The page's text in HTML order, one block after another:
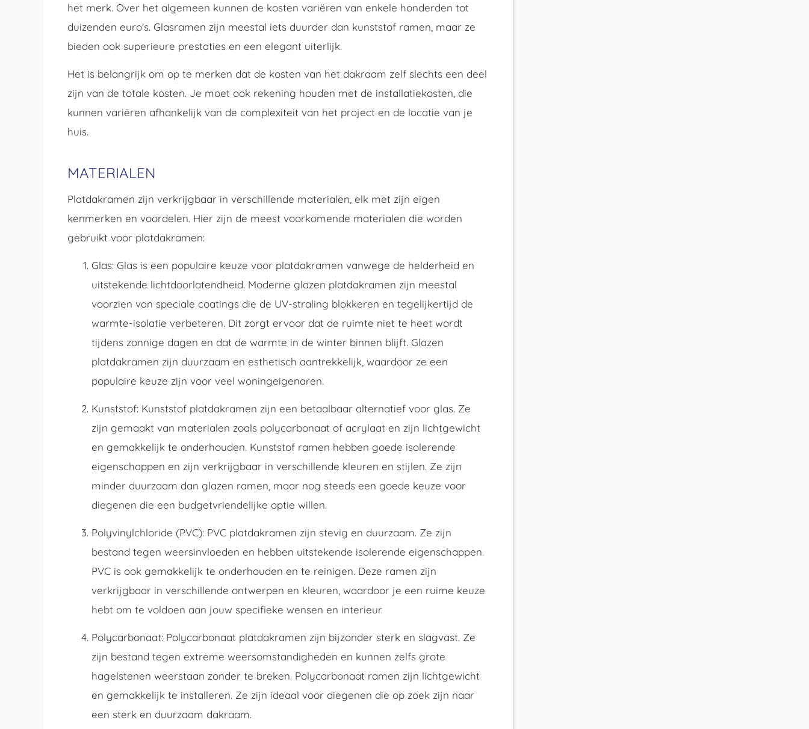
het merk. Over het algemeen kunnen de kosten variëren van enkele honderden tot
duizenden euro's. Glasramen zijn meestal iets duurder dan kunststof ramen, maar ze
bieden ook superieure prestaties en een elegant uiterlijk.
Het is belangrijk om op te merken dat de kosten van het dakraam zelf slechts een deel
zijn van de totale kosten. Je moet ook rekening houden met de installatiekosten, die
kunnen variëren afhankelijk van de complexiteit van het project en de locatie van je
huis.
MATERIALEN
Platdakramen zijn verkrijgbaar in verschillende materialen, elk met zijn eigen
kenmerken en voordelen. Hier zijn de meest voorkomende materialen die worden
gebruikt voor platdakramen:
Glas: Glas is een populaire keuze voor platdakramen vanwege de helderheid en
uitstekende lichtdoorlatendheid. Moderne glazen platdakramen zijn meestal
voorzien van speciale coatings die de UV-straling blokkeren en tegelijkertijd de
warmte-isolatie verbeteren. Dit zorgt ervoor dat de ruimte niet te heet wordt
tijdens zonnige dagen en dat de warmte in de winter binnen blijft. Glazen
platdakramen zijn duurzaam en esthetisch aantrekkelijk, waardoor ze een
populaire keuze zijn voor veel woningeigenaren.
Kunststof: Kunststof platdakramen zijn een betaalbaar alternatief voor glas. Ze
zijn gemaakt van materialen zoals polycarbonaat of acrylaat en zijn lichtgewicht
en gemakkelijk te onderhouden. Kunststof ramen hebben goede isolerende
eigenschappen en zijn verkrijgbaar in verschillende kleuren en stijlen. Ze zijn
minder duurzaam dan glazen ramen, maar nog steeds een goede keuze voor
diegenen die een budgetvriendelijke optie willen.
Polyvinylchloride (PVC): PVC platdakramen zijn stevig en duurzaam. Ze zijn
bestand tegen weersinvloeden en hebben uitstekende isolerende eigenschappen.
PVC is ook gemakkelijk te onderhouden en te reinigen. Deze ramen zijn
verkrijgbaar in verschillende ontwerpen en kleuren, waardoor je een ruime keuze
hebt om te voldoen aan jouw specifieke wensen en interieur.
Polycarbonaat: Polycarbonaat platdakramen zijn bijzonder sterk en slagvast. Ze
zijn bestand tegen extreme weersomstandigheden en kunnen zelfs grote
hagelstenen weerstaan zonder te breken. Polycarbonaat ramen zijn lichtgewicht
en gemakkelijk te installeren. Ze zijn ideaal voor diegenen die op zoek zijn naar
een sterk en duurzaam dakraam.